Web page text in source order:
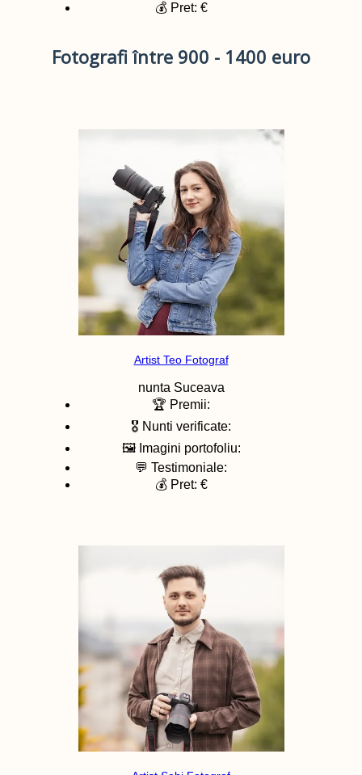
💰 Pret: €
Fotografi între 900 - 1400 euro
Artist Teo Fotograf
nunta Suceava
🏆 Premii:
🎖️ Nunti verificate:
🖼️ Imagini portofoliu:
💬 Testimoniale:
💰 Pret: €